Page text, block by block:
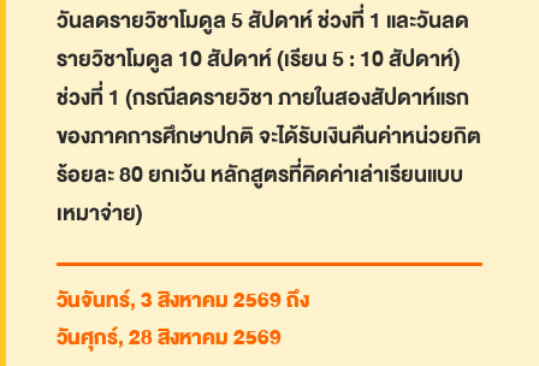
วันลดรายวิชาโมดูล 5 สัปดาห์ ช่วงที่ 1 และวันลด
รายวิชาโมดูล 10 สัปดาห์ (เรียน 5 : 10 สัปดาห์)
ช่วงที่ 1 (กรณีลดรายวิชา ภายในสองสัปดาห์แรก
ของภาคการศึกษาปกติ จะได้รับเงินคืนค่าหน่วยกิต
ร้อยละ 80 ยกเว้น หลักสูตรที่คิดค่าเล่าเรียนแบบ
เหมาจ่าย)
วันจันทร์, 3 สิงหาคม 2569 ถึง
วันศุกร์, 28 สิงหาคม 2569